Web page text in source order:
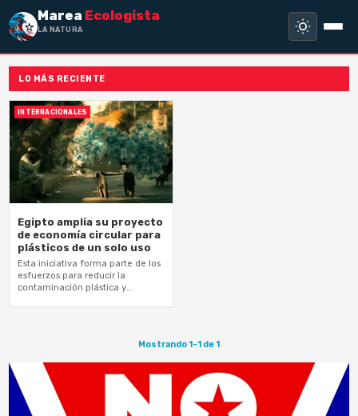
Marea Ecologista
LA NATURALE
LO MÁS RECIENTE
INTERNACIONALES
Egipto amplia su proyecto
de economía circular para
plásticos de un solo uso
Esta iniciativa forma parte de los
esfuerzos para reducir la
contaminación plástica y
Mostrando 1-1 de 1